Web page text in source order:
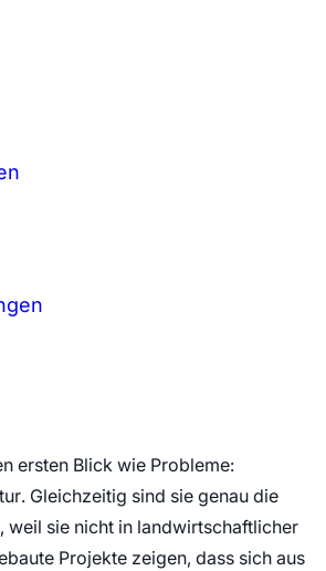
ersten Blick wie Probleme:
Gleichzeitig sind sie genau die
weil sie nicht in landwirtschaftlicher
Projekte zeigen, dass sich aus